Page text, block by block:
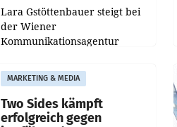
Lara Gstöttenbauer steigt bei
der Wiener
Kommunikationsagentur
partners zum Consultant auf.
Die 27-jährige Beraterin
betreut Kundinnen und
Kunden in den Bereichen
MARKETING & MEDIA
Two Sides kämpft
erfolgreich gegen